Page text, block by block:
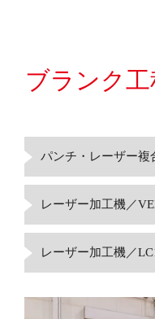
ブランク工
パンチ・レーザー複
レーザー加工機／
レーザー加工機／